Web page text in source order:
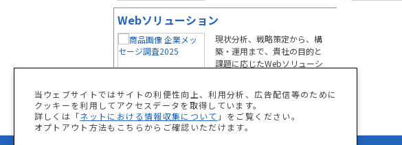
Webソリューション
現状分析、戦略策定から、構
築・運用まで、貴社の目的と
課題に応じたWebソリューシ
当ウェブサイトではサイトの利便性向上、利用分析、広告配信等のために
クッキーを利用してアクセスデータを取得しています。
詳しくは「ネットにおける情報収集について 」をご覧ください。
オプトアウト方法もこちらからご確認いただけます。